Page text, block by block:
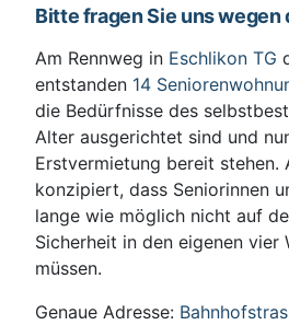
Bitte fragen Sie uns wegen
Am Rennweg in Eschlikon TG
entstanden 14
die Bedürfnisse des
Alter ausgerichtet sind und
Erstvermietung bereit stehen.
konzipiert, dass Seniorinnen
lange wie möglich nicht auf
Sicherheit in den eigenen vier
müssen.
Genaue Adresse: